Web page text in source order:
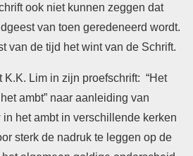
ook niet kunnen zeggen dat
van toen geredeneerd wordt.
van de tijd het wint van de Schrift.
K.K. Lim in zijn proefschrift: “Het
ambt” naar aanleiding van
het ambt in verschillende kerken
sterk de nadruk te leggen op de